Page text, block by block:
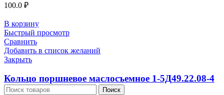
100.0 ₽
В корзину
Быстрый просмотр
Сравнить
Добавить в список желаний
Закрыть
Кольцо поршневое маслосъемное 1-5Д49.22.08-4
Поиск